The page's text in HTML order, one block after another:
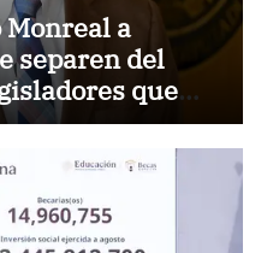
Monreal a
separen del
que